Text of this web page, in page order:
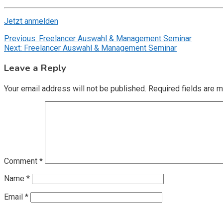
Jetzt anmelden
Post
navigation
Previous: Freelancer Auswahl & Management Seminar
Next: Freelancer Auswahl & Management Seminar
Leave a Reply
Your email address will not be published. Required fields are
Comment *
Name *
Email *